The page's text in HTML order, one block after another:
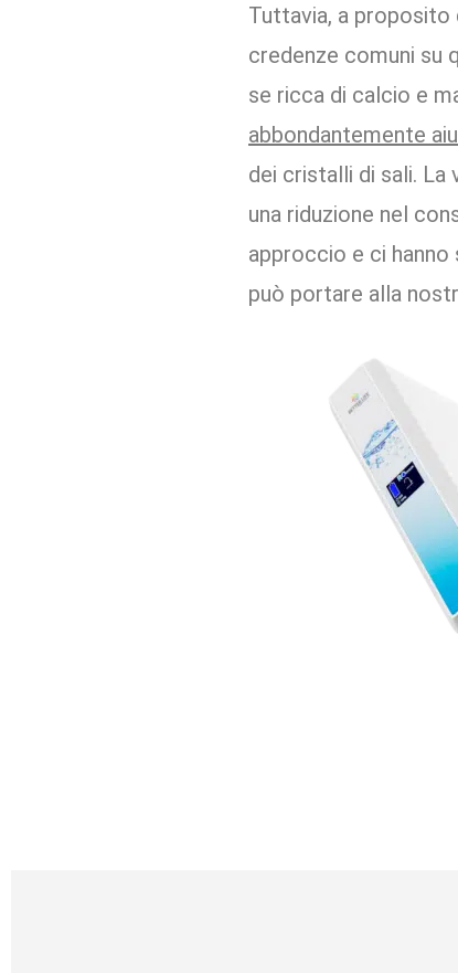
Tuttavia, a
credenze comuni su
se ricca di calcio e
abbondantemente
dei cristalli di sali. La
una riduzione nel
approccio e ci hanno
può portare alla